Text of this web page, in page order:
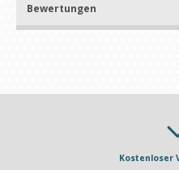
Bewertungen
Kostenloser